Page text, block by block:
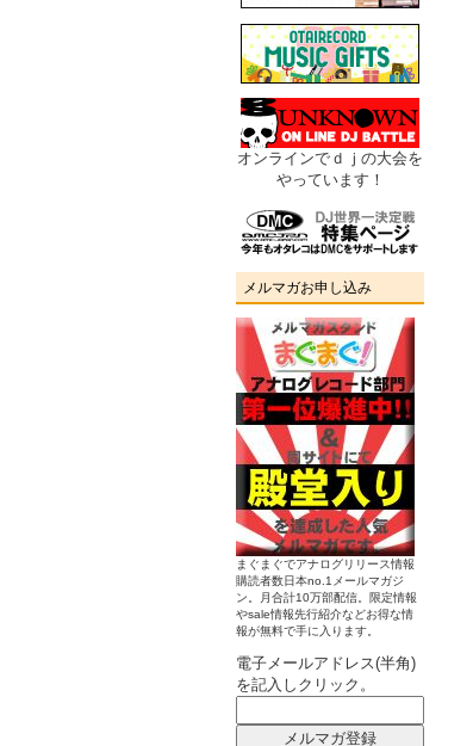
オンラインでｄｊの大会を
やっています！
メルマガお申し込み
まぐまぐでアナログリリース情報
購読者数日本no.1メールマガジ
ン。月合計10万部配信。限定情報
やsale情報先行紹介などお得な情
報が無料で手に入ります。
電子メールアドレス(半角)
を記入しクリック。